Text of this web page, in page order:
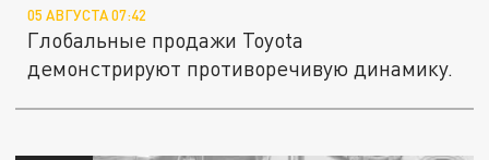
05 АВГУСТА 07:42
Глобальные продажи Toyota
демонстрируют противоречивую динамику.